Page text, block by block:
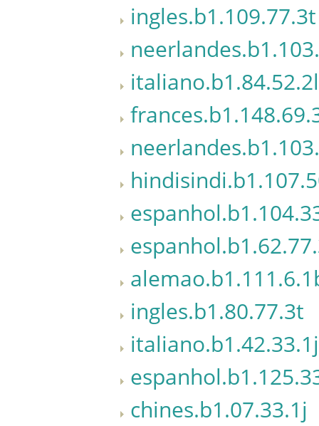
ingles.b1.109.77.3t
italiano.b1.84.52.2l
ingles.b1.80.77.3t
italiano.b1.42.33.1j
chines.b1.07.33.1j